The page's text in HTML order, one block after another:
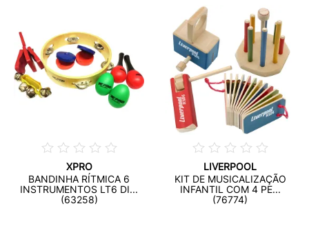
XPRO
BANDINHA RÍTMICA 6
INSTRUMENTOS LT6 DI...
(63258)
LIVERPOOL
KIT DE MUSICALIZAÇÃO
INFANTIL COM 4 PE...
(76774)